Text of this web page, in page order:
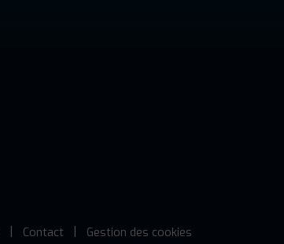
Contact Gestion des cookies